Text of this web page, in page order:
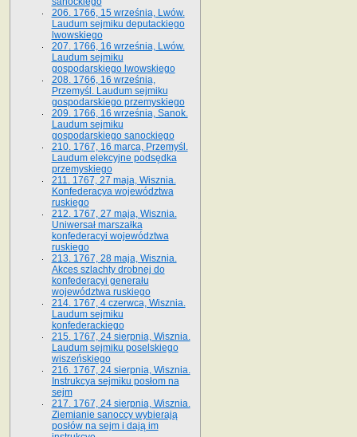
206. 1766, 15 września, Lwów.
Laudum sejmiku deputackiego
lwowskiego
207. 1766, 16 września, Lwów.
Laudum sejmiku
gospodarskiego lwowskiego
208. 1766, 16 września,
Przemyśl. Laudum sejmiku
gospodarskiego przemyskiego
209. 1766, 16 września, Sanok.
Laudum sejmiku
gospodarskiego sanockiego
210. 1767, 16 marca, Przemyśl.
Laudum elekcyjne podsędka
przemyskiego
211. 1767, 27 maja, Wisznia.
Konfederacya województwa
ruskiego
212. 1767, 27 maja, Wisznia.
Uniwersał marszałka
konfederacyi województwa
ruskiego
213. 1767, 28 maja, Wisznia.
Akces szlachty drobnej do
konfederacyi generału
województwa ruskiego
214. 1767, 4 czerwca, Wisznia.
Laudum sejmiku
konfederackiego
215. 1767, 24 sierpnia, Wisznia.
Laudum sejmiku poselskiego
wiszeńskiego
216. 1767, 24 sierpnia, Wisznia.
Instrukcya sejmiku posłom na
sejm
217. 1767, 24 sierpnia, Wisznia.
Ziemianie sanoccy wybierają
posłów na sejm i dają im